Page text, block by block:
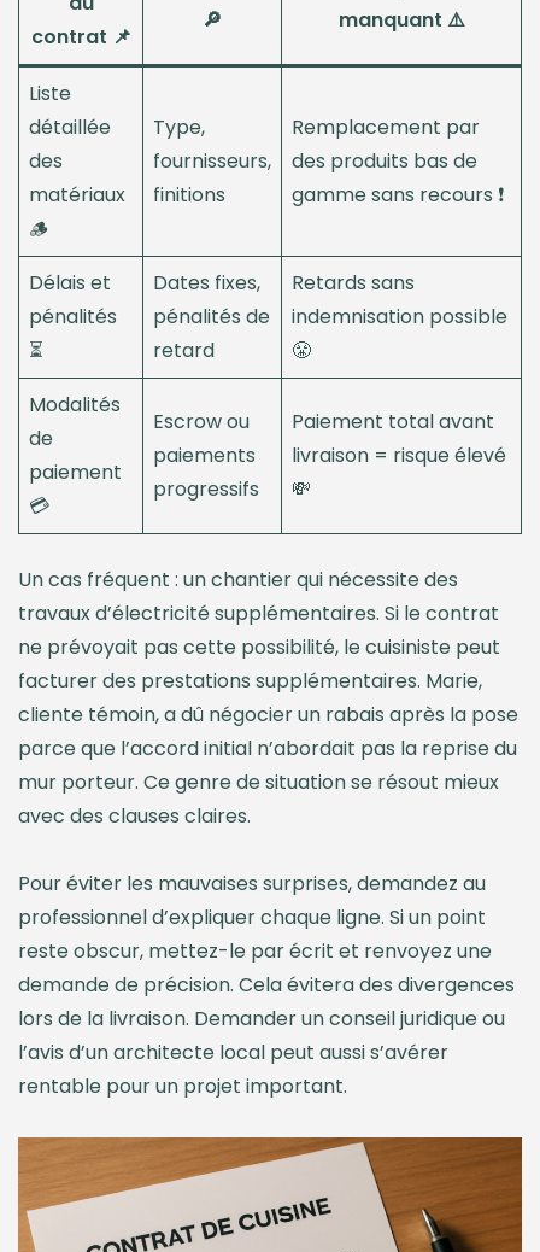
contrat 📌
🔎
manquant ⚠️
Liste
détaillée
des
matériaux
🪵
Type,
fournisseurs,
finitions
Remplacement par
des produits bas de
gamme sans recours ❗
Délais et
pénalités
⏳
Dates fixes,
pénalités de
retard
Retards sans
indemnisation possible
😤
Modalités
de
paiement
💳
Escrow ou
paiements
progressifs
Paiement total avant
livraison = risque élevé
💸
Un cas fréquent : un chantier qui nécessite des
travaux d’électricité supplémentaires. Si le contrat
ne prévoyait pas cette possibilité, le cuisiniste peut
facturer des prestations supplémentaires. Marie,
cliente témoin, a dû négocier un rabais après la pose
parce que l’accord initial n’abordait pas la reprise du
mur porteur. Ce genre de situation se résout mieux
avec des clauses claires.
Pour éviter les mauvaises surprises, demandez au
professionnel d’expliquer chaque ligne. Si un point
reste obscur, mettez-le par écrit et renvoyez une
demande de précision. Cela évitera des divergences
lors de la livraison. Demander un conseil juridique ou
l’avis d’un architecte local peut aussi s’avérer
rentable pour un projet important.